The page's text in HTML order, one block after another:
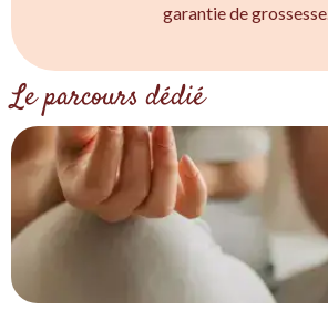
garantie de grossesse.
Le parcours dédié